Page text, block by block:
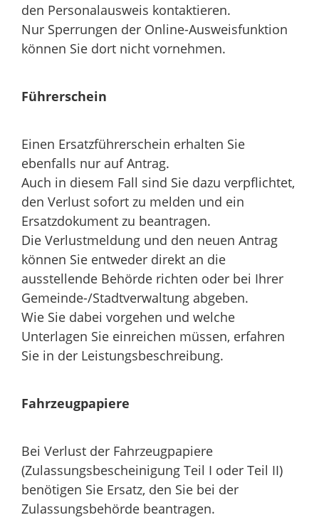
den Personalausweis kontaktieren.
Nur Sperrungen der Online-Ausweisfunktion
können Sie dort nicht vornehmen.
Führerschein
Einen Ersatzführerschein erhalten Sie
ebenfalls nur auf Antrag.
Auch in diesem Fall sind Sie dazu verpflichtet,
den Verlust sofort zu melden und ein
Ersatzdokument zu beantragen.
Die Verlustmeldung und den neuen Antrag
können Sie entweder direkt an die
ausstellende Behörde richten oder bei Ihrer
Gemeinde-/Stadtverwaltung abgeben.
Wie Sie dabei vorgehen und welche
Unterlagen Sie einreichen müssen, erfahren
Sie in der Leistungsbeschreibung.
Fahrzeugpapiere
Bei Verlust der Fahrzeugpapiere
(Zulassungsbescheinigung Teil I oder Teil II)
benötigen Sie Ersatz, den Sie bei der
Zulassungsbehörde beantragen.